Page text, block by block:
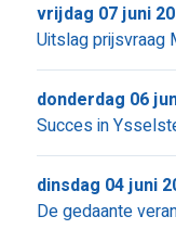
Uitslag prijsvraag
vrijdag 07 juni
Succes in
donderdag 06
De gedaante
dinsdag 04 juni